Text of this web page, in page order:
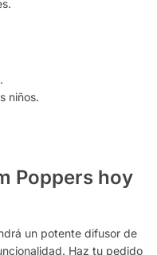
niños.
Poppers hoy
un potente difusor de
Haz tu pedido